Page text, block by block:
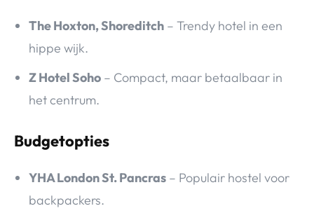
The Hoxton, Shoreditch – Trendy hotel in een
hippe wijk.
Z Hotel Soho – Compact, maar betaalbaar in
het centrum.
Budgetopties
YHA London St. Pancras – Populair hostel voor
backpackers.